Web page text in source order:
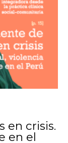
en crisis.
en el